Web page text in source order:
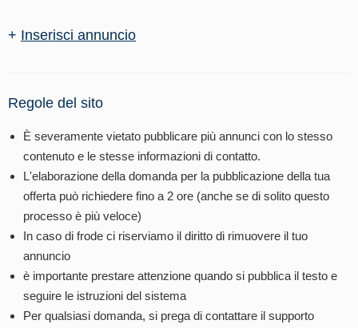
+ Inserisci annuncio
Regole del sito
È severamente vietato pubblicare più annunci con lo stesso
contenuto e le stesse informazioni di contatto.
L'elaborazione della domanda per la pubblicazione della tua
offerta può richiedere fino a 2 ore (anche se di solito questo
processo è più veloce)
In caso di frode ci riserviamo il diritto di rimuovere il tuo
annuncio
è importante prestare attenzione quando si pubblica il testo e
seguire le istruzioni del sistema
Per qualsiasi domanda, si prega di contattare il supporto